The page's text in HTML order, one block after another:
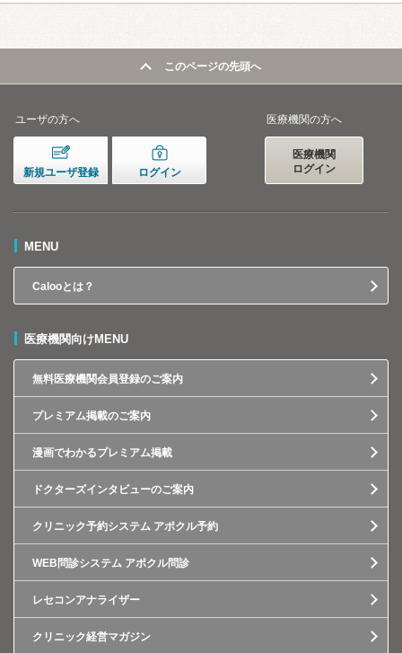
このページの先頭へ
ユーザの方へ
新規ユーザ登録 ログイン
医療機関の方へ
医療機関
ログイン
MENU
Calooとは？
医療機関向けMENU
無料医療機関会員登録のご案内
プレミアム掲載のご案内
漫画でわかるプレミアム掲載
ドクターズインタビューのご案内
クリニック予約システム アポクル予約
WEB問診システム アポクル問診
レセコンアナライザー
クリニック経営マガジン